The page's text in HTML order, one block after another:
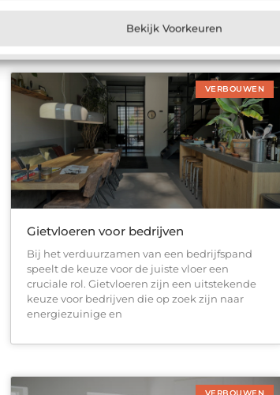
Bekijk Voorkeuren
woningen verliezen onnodig warmte door
VERBOUWEN
Gietvloeren voor bedrijven
Bij het verduurzamen van een bedrijfspand
speelt de keuze voor de juiste vloer een
cruciale rol. Gietvloeren zijn een uitstekende
keuze voor bedrijven die op zoek zijn naar
energiezuinige en
VERBOUWEN